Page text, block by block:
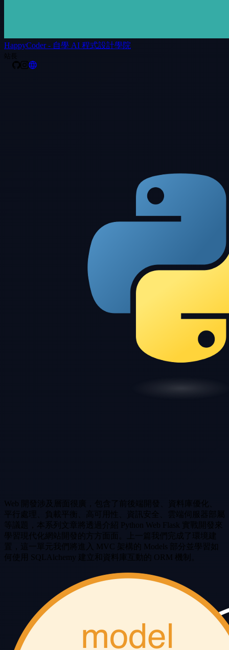
HappyCoder - 自學 AI 程式設計學院
站長
Web 開發涉及層面很廣，包含了前後端開發、資料庫優化、
平行處理、負載平衡、高可用性、資訊安全、雲端伺服器部屬
等議題，本系列文章將透過介紹 Python Web Flask 實戰開發來
學習現代化網站開發的方方面面。上一篇我們完成了環境建
置，這一單元我們將進入 MVC 架構的 Models 部分並學習如
何使用 SQLAlchemy 建立和資料庫互動的 ORM 機制。